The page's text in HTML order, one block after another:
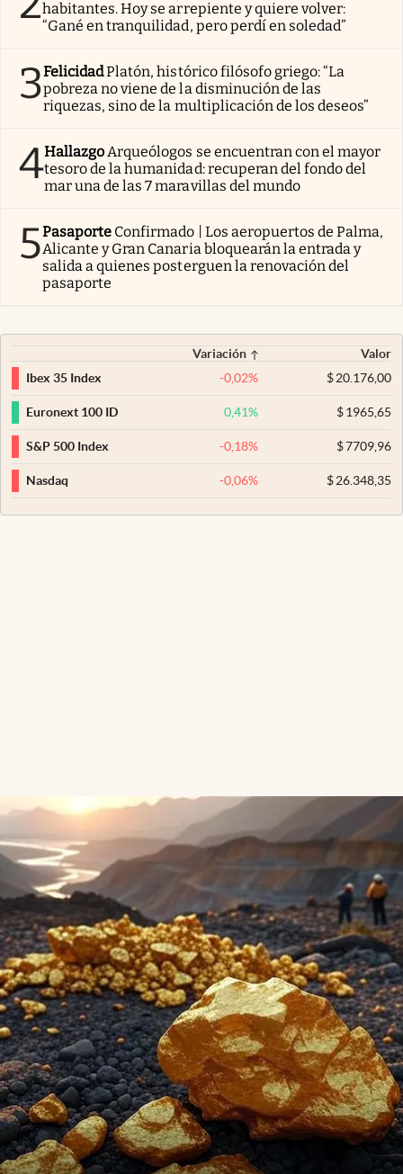
habitantes. Hoy se arrepiente y quiere volver:
“Gané en tranquilidad, pero perdí en soledad”
3FelicidadPlatón, histórico filósofo griego: “La
pobreza no viene de la disminución de las
riquezas, sino de la multiplicación de los deseos”
4Hallazgo Arqueólogos se encuentran con el mayor
tesoro de la humanidad: recuperan del fondo del
mar una de las 7 maravillas del mundo
5Pasaporte Confirmado | Los aeropuertos de Palma,
Alicante y Gran Canaria bloquearán la entrada y
salida a quienes posterguen la renovación del
pasaporte
Variación
Valor
Ibex 35 Index
-0,02% $20.176,00
Euronext 100 ID 0,41% $1965,65
S&P 500 Index -0,18% $7709,96
Nasdaq -0,06% $26.348,35